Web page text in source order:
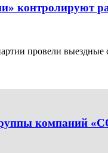
контролируют
провели выездные
компаний